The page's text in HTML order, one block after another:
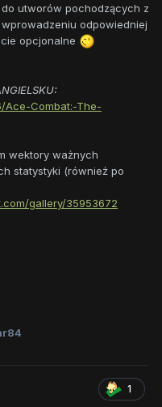
utworów pochodzących z
odpowiedniej
opcjonalne
Ace-Combat:-The-
wektory ważnych
statystyki (również po
gallery/35953672
1